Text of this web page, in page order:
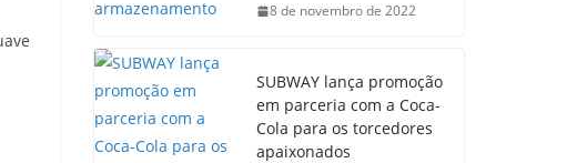
8 de novembro de 2022
SUBWAY lança promoção
em parceria com a Coca-
Cola para os torcedores
apaixonados